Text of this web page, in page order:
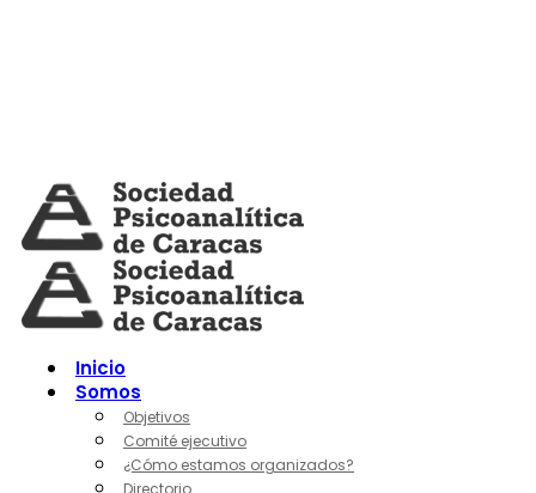
Inicio
Somos
Objetivos
Comité ejecutivo
¿Cómo estamos organizados?
Directorio